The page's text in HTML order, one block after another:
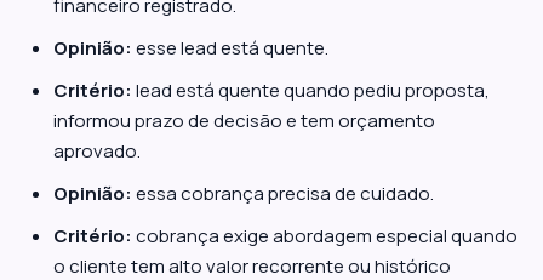
financeiro registrado.
Opinião: esse lead está quente.
Critério: lead está quente quando pediu proposta,
informou prazo de decisão e tem orçamento
aprovado.
Opinião: essa cobrança precisa de cuidado.
Critério: cobrança exige abordagem especial quando
o cliente tem alto valor recorrente ou histórico